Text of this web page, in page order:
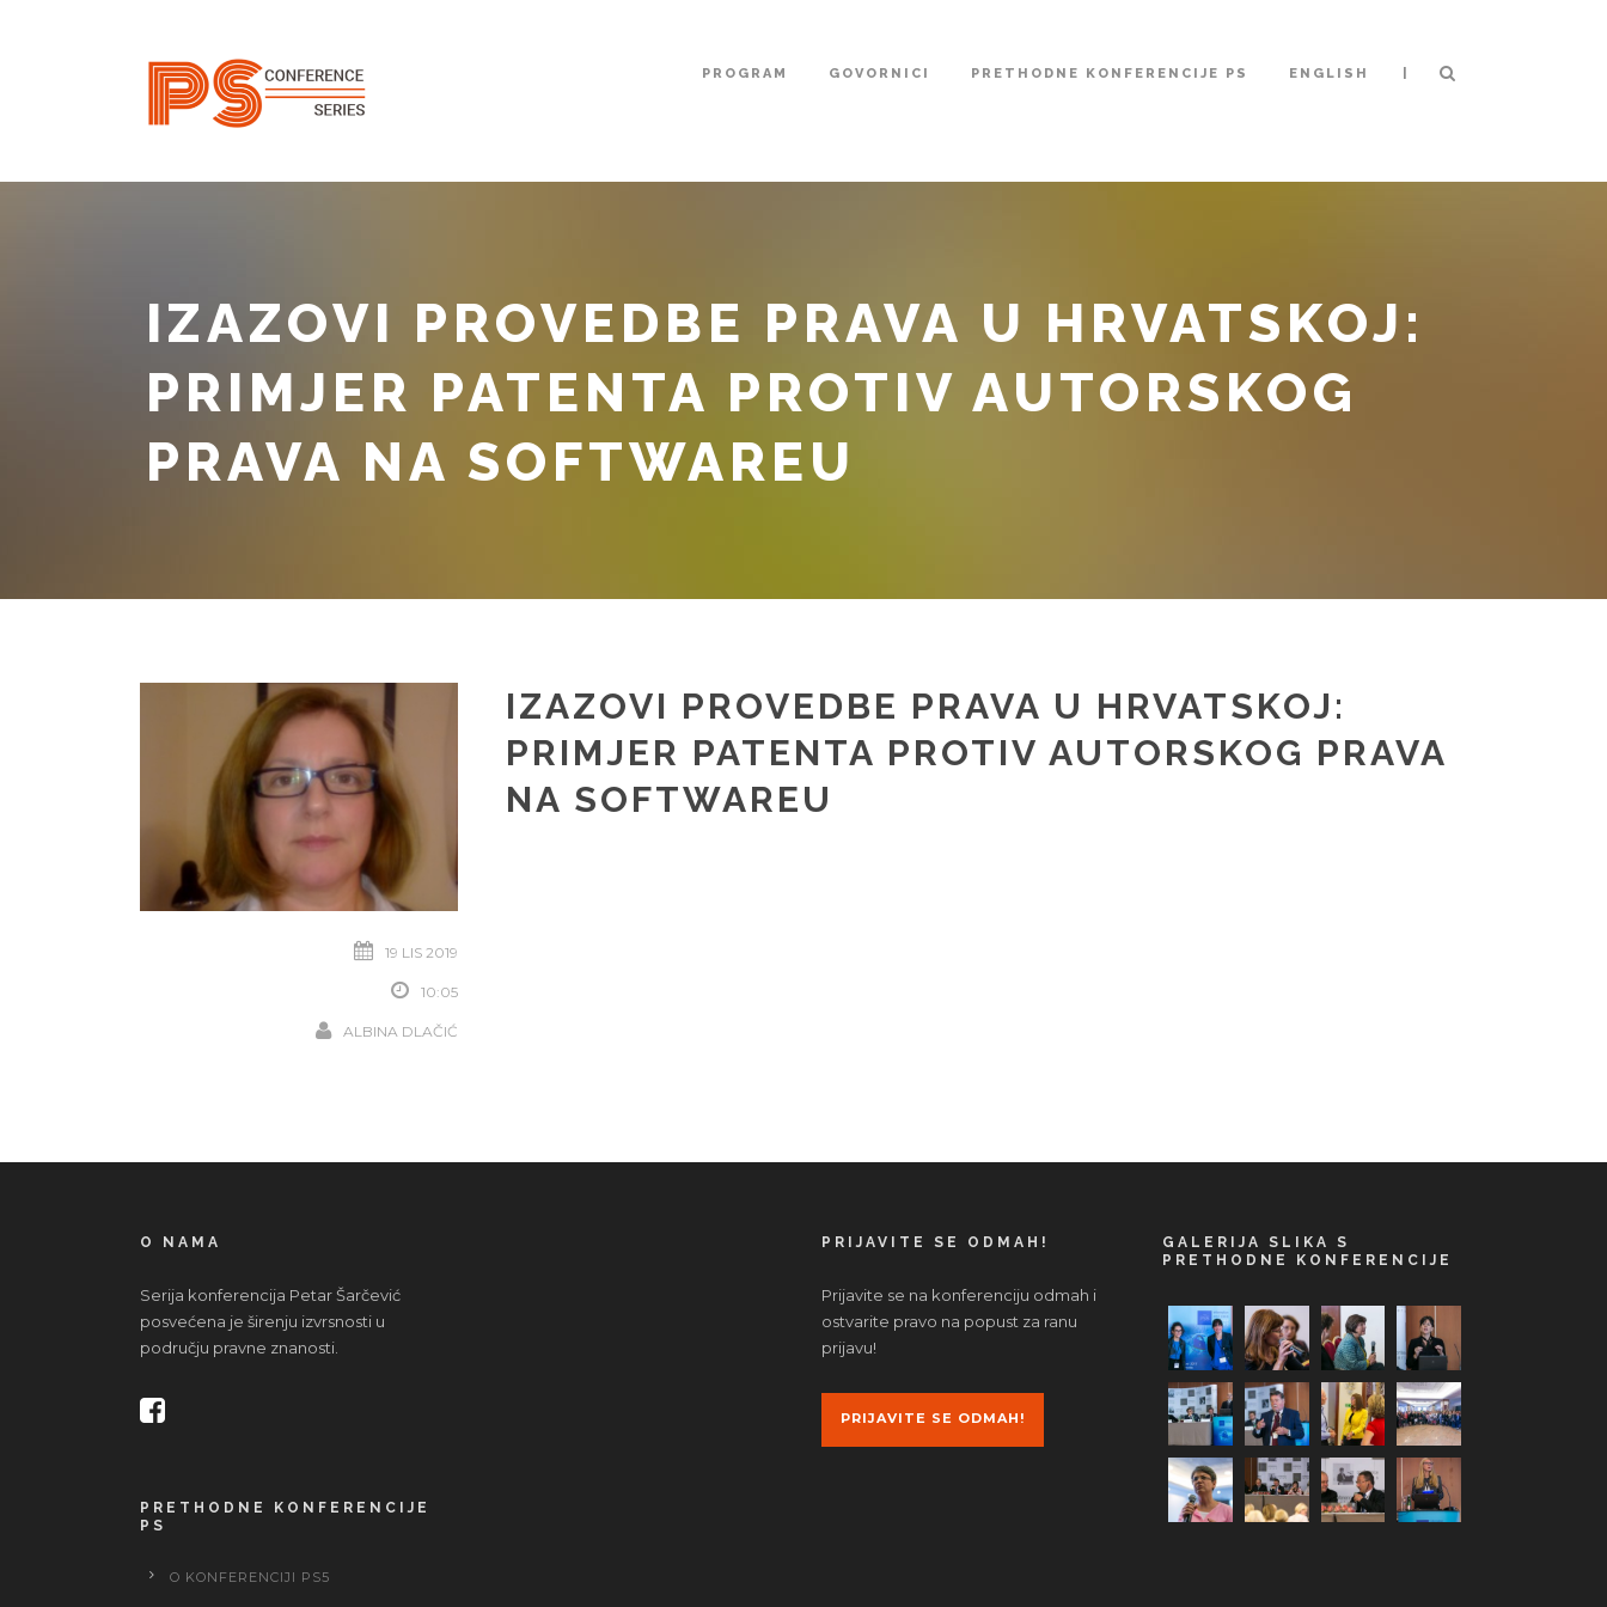
PROGRAM GOVORNICI PRETHODNE KONFERENCIJE PS ENGLISH |
IZAZOVI PROVEDBE PRAVA U HRVATSKOJ:
PRIMJER PATENTA PROTIV AUTORSKOG
PRAVA NA SOFTWAREU
19 LIS 2019
10:05
ALBINA DLAČIĆ
IZAZOVI PROVEDBE PRAVA U HRVATSKOJ:
PRIMJER PATENTA PROTIV AUTORSKOG PRAVA
NA SOFTWAREU
O NAMA
Serija konferencija Petar Šarčević
posvećena je širenju izvrsnosti u
području pravne znanosti.
PRETHODNE KONFERENCIJE
PS
O KONFERENCIJI PS5
PRIJAVITE SE ODMAH!
Prijavite se na konferenciju odmah i
ostvarite pravo na popust za ranu
prijavu!
PRIJAVITE SE ODMAH!
GALERIJA SLIKA S
PRETHODNE KONFERENCIJE